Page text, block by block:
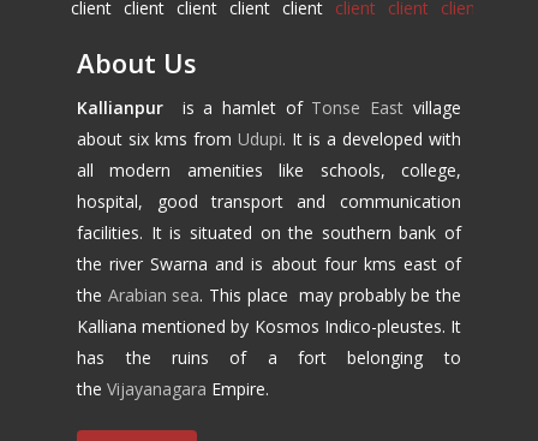
About Us
Kallianpur is a hamlet of Tonse East village
about six kms fromUdupi. It is a developed with
all modern amenities like schools, college,
hospital, good transport and communication
facilities. It is situated on the southern bank of
the river Swarna and is about four kms east of
the Arabian sea. This place may probably be the
Kalliana mentioned by Kosmos Indico-pleustes. It
has the ruins of a fort belonging to
theVijayanagara Empire.